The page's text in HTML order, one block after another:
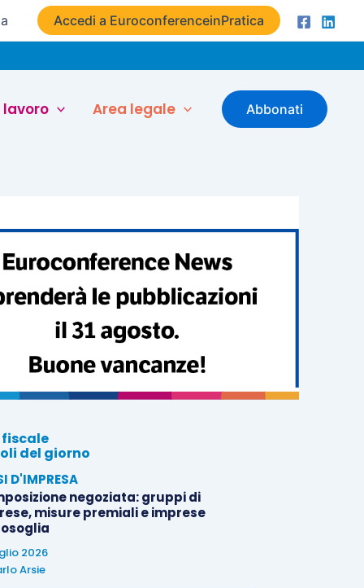
Accedi a EuroconferenceinPratica
lavoro Area legale Abbonati
del giorno
D'IMPRESA
negoziata: gruppi di
misure premiali e imprese
2026
Arsie